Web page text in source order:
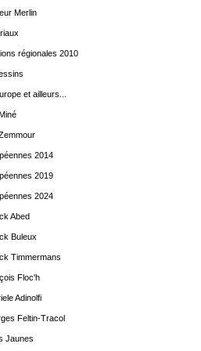
Merlin
régionales 2010
et ailleurs...
2014
2019
2024
Abed
Buleux
Timmermans
Floc'h
Adinolfi
Feltin-Tracol
Jaunes